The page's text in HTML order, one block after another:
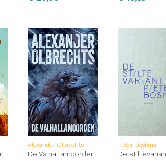
Alexander Olbrechts
De Valhallamoorden
Pieter Boskma
De